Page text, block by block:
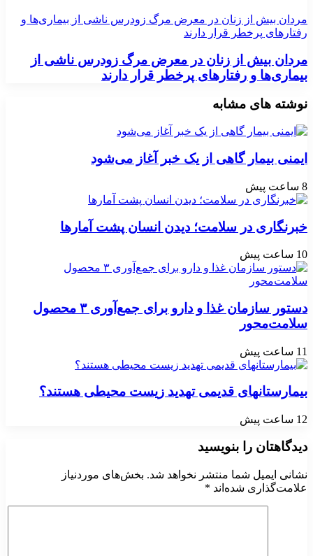
مردان بیش از زنان در معرض مرگ زودرس ناشی از بیماری‌ها و
رفتارهای پرخطر قرار دارند
مردان بیش از زنان در معرض مرگ زودرس ناشی از
بیماری‌ها و رفتارهای پرخطر قرار دارند
نوشته های مشابه
ایمنی بیمار گاهی از یک خبر آغاز می‌شود
8 ساعت پیش
خبرنگاری در سلامت؛ دیدن انسان پشت آمارها
10 ساعت پیش
دستور سازمان غذا و دارو برای جمع‌آوری ۳ محصول
سلامت‌محور
11 ساعت پیش
بیمارستانهای قدیمی تهدید زیست محیطی هستند؟
12 ساعت پیش
دیدگاهتان را بنویسید
نشانی ایمیل شما منتشر نخواهد شد. بخش‌های موردنیاز
علامت‌گذاری شده‌اند *